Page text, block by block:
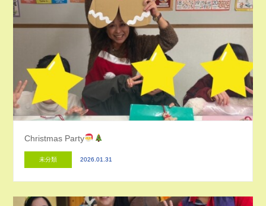
Christmas Party
未分類 2026.01.31